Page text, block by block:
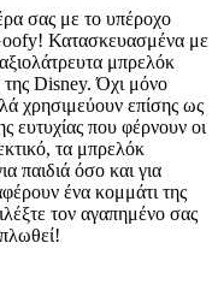
σας με το υπέροχο
Κατασκευασμένα με
μπρελόκ
της Disney. Όχι μόνο
χρησιμεύουν επίσης ως
ευτυχίας που φέρνουν οι
τα μπρελόκ
όσο και για
ένα κομμάτι της
τον αγαπημένο σας